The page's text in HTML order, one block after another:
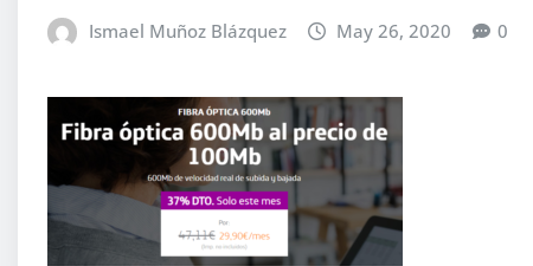
Ismael Muñoz Blázquez May 26, 2020 0